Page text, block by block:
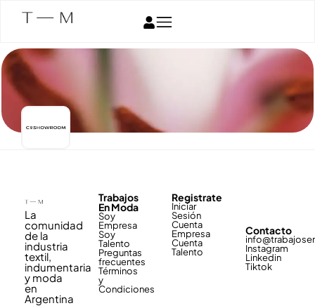
La
comunidad
de la
industria
textil,
indumentaria
y moda
en
Argentina
Trabajos
En Moda
Soy
Empresa
Soy
Talento
Preguntas
frecuentes
Términos
y
Condiciones
Registrate
Iniciar
Sesión
Cuenta
Empresa
Cuenta
Talento
Contacto
Instagram
Linkedin
Tiktok